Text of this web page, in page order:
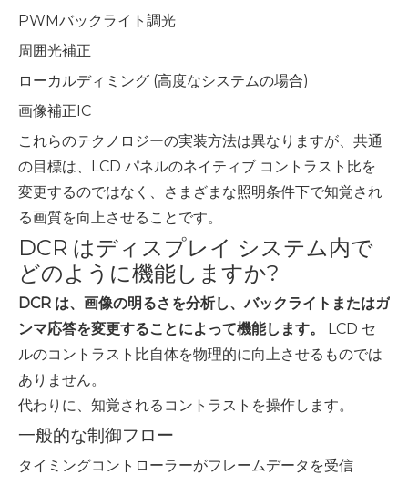
PWMバックライト調光
周囲光補正
ローカルディミング (高度なシステムの場合)
画像補正IC
これらのテクノロジーの実装方法は異なりますが、共通
の目標は、LCD パネルのネイティブ コントラスト比を
変更するのではなく、さまざまな照明条件下で知覚され
る画質を向上させることです。
DCR はディスプレイ システム内で
どのように機能しますか?
DCR は、画像の明るさを分析し、バックライトまたはガ
ンマ応答を変更することによって機能します。 LCD セ
ルのコントラスト比自体を物理的に向上させるものでは
ありません。
代わりに、知覚されるコントラストを操作します。
一般的な制御フロー
タイミングコントローラーがフレームデータを受信